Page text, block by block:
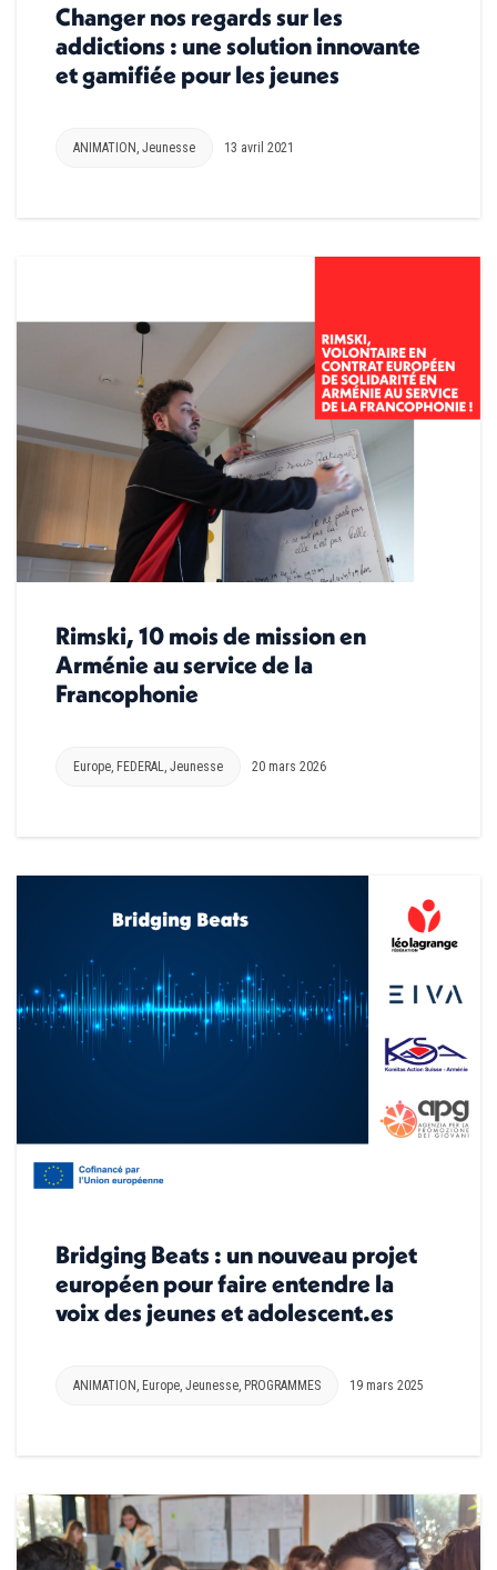
Changer nos regards sur les
addictions : une solution innovante
et gamifiée pour les jeunes
ANIMATION , Jeunesse 13 avril 2021
Rimski, 10 mois de mission en
Arménie au service de la
Francophonie
Europe, FEDERAL, Jeunesse 20 mars 2026
Bridging Beats : un nouveau projet
européen pour faire entendre la
voix des jeunes et adolescent.es
ANIMATION , Europe, Jeunesse, PROGRAMMES 19 mars 2025